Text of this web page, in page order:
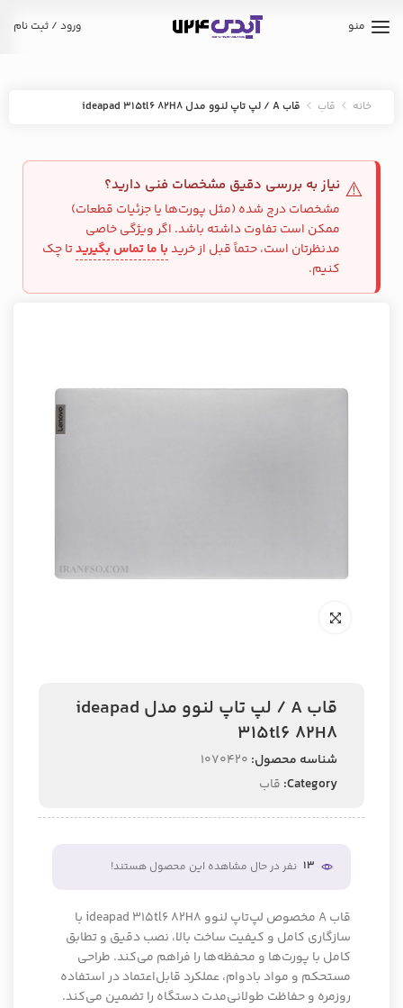
منو ورود / ثبت نام
خانه قاب قاب A / لپ تاپ لنوو مدل ideapad 315tl6 82H8
⚠️ نیاز به بررسی دقیق مشخصات فنی دارید؟
مشخصات درج شده (مثل پورت‌ها یا جزئیات قطعات)
ممکن است تفاوت داشته باشد. اگر ویژگی خاصی
مدنظرتان است، حتماً قبل از خریدبا ما تماس بگیریدتا چک
کنیم.
قاب A / لپ تاپ لنوو مدل ideapad
315tl6 82H8
شناسه محصول: 1070420
Category: قاب
13 نفر در حال مشاهده این محصول هستند!
قاب A مخصوص لپ‌تاپ لنوو ideapad 315tl6 82H8 با
سازگاری کامل و کیفیت ساخت بالا، نصب دقیق و تطابق
کامل با پورت‌ها و محفظه‌ها را فراهم می‌کند. طراحی
مستحکم و مواد بادوام، عملکرد قابل‌اعتماد در استفاده
روزمره و حفاظت طولانی‌مدت دستگاه را تضمین می‌کند.